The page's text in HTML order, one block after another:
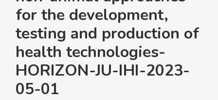
for the development,
testing and production of
health technologies-
HORIZON-JU-IHI-2023-
05-01